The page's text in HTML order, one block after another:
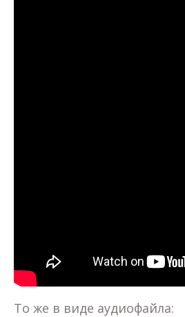
То же в виде аудиофайла: